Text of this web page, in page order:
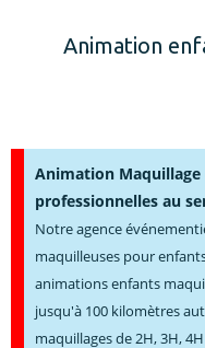
Animation
Animation
professionnelles au
Notre agence
maquilleuses pour
animations enfants
jusqu'à 100 kilomètres
maquillages de 2H, 3H,